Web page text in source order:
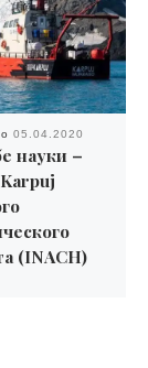
05.04.2020
науки –
(INACH)